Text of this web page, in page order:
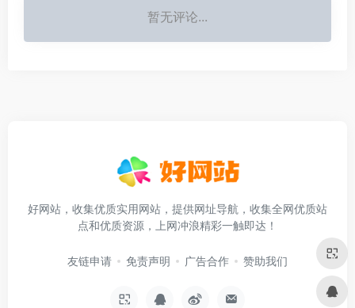
暂无评论...
好网站，收集优质实用网站，提供网址导航，收集全网优质站
点和优质资源，上网冲浪精彩一触即达！
友链申请 免责声明 广告合作 赞助我们